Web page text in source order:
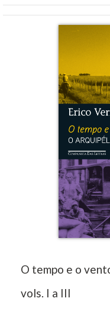
O tempo e o
vols. I a III